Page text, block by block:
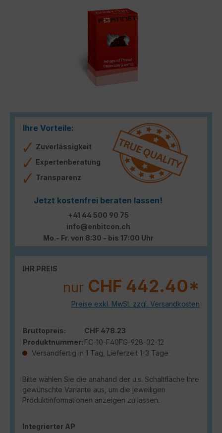
Ihre Vorteile:
Zuverlässigkeit
Expertenberatung
Transparenz
Jetzt kostenfrei beraten lassen!
+41 44 500 90 75
info@enbitcon.ch
Mo.- Fr. von 8:30 - bis 17:00 Uhr
IHR PREIS
nur CHF 442.40*
Preise exkl. MwSt. zzgl. Versandkosten
Bruttopreis:
CHF 478.23
Produktnummer: FC-10-F40FG-928-02-12
Versandfertig in 1 Tag, Lieferzeit 1-3 Tage
Bitte wählen Sie die anahand der u.s. Schaltfläche Ihre
gewünschte Variante aus, um die jeweiligen
Produktinformationen anzeigen zu lassen.
Integrierter AP